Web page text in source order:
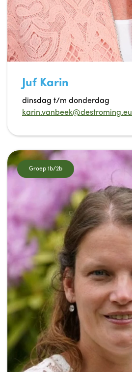
Juf Karin
dinsdag t/m donderdag
karin.vanbeek@destroming.eu
Groep 1b/2b